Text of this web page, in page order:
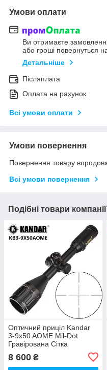
Умови оплати
Ви отримаєте
або гроші повернуться
Детальніше
Післяплата
Оплата на рахунок
Всі умови оплати
Умови повернення
Повернення товару
Всі умови повернення
Подібні товари компанії
Оптичний приціл Kandar
3-9x50 AOME Mil-Dot
Гравірована Сітка
8 600 ₴